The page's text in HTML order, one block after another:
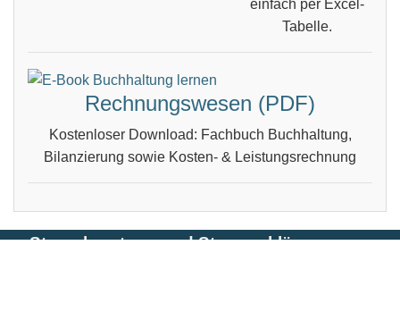
einfach per Excel-
Tabelle.
Rechnungswesen (PDF)
Kostenloser Download: Fachbuch Buchhaltung,
Bilanzierung sowie Kosten- & Leistungsrechnung
Steuerberatung und Steuererklärung vom